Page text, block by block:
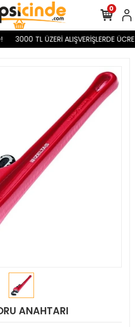
3000 TL ÜZERİ ALIŞVERİŞLERDE
0
ANAHTARI